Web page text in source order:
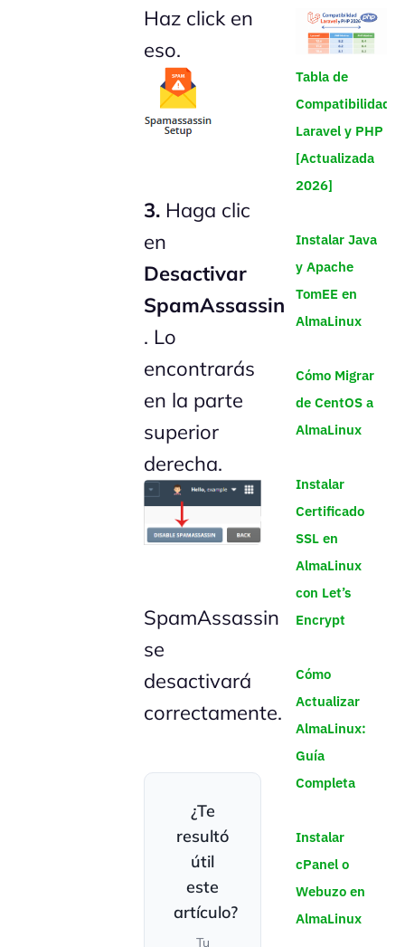
Haz click en
eso.
3. Haga clic
en
Desactivar
SpamAssassin
. Lo
encontrarás
en la parte
superior
derecha.
SpamAssassin
se
desactivará
correctamente.
¿Te
resultó
útil
este
artículo?
Tu
Tabla de
Compatibilidad
Laravel y PHP
[Actualizada
2026]
Instalar Java
y Apache
TomEE en
AlmaLinux
Cómo Migrar
de CentOS a
AlmaLinux
Instalar
Certificado
SSL en
AlmaLinux
con Let’s
Encrypt
Cómo
Actualizar
AlmaLinux:
Guía
Completa
Instalar
cPanel o
Webuzo en
AlmaLinux